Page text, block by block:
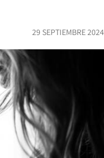
29 SEPTIEMBRE 2024